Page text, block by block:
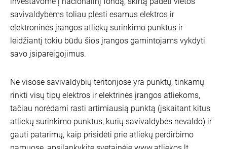
savivaldybėms toliau plėsti esamus elektros ir
elektroninės įrangos atliekų surinkimo punktus ir
leidžiantį tokiu būdu šios įrangos gamintojams vykdyti
savo įsipareigojimus.
Ne visose savivaldybių teritorijose yra punktų, tinkamų
rinkti visų tipų elektros ir elektrinės įrangos atliekoms,
tačiau norėdami rasti artimiausią punktą (įskaitant kitus
atliekų surinkimo punktus, kurių savivaldybės nevaldo) ir
gauti patarimų, kaip prisidėti prie atliekų perdirbimo